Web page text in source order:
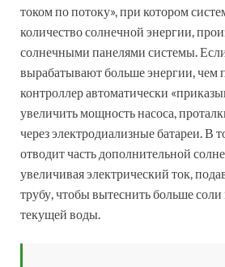
током по потоку», при котором
количество солнечной энергии,
солнечными панелями системы.
вырабатывают больше энергии, чем
контроллер автоматически
увеличить мощность насоса,
через электродиализные батареи. В
отводит часть дополнительной
увеличивая электрический ток,
трубу, чтобы вытеснить больше соли
текущей воды.